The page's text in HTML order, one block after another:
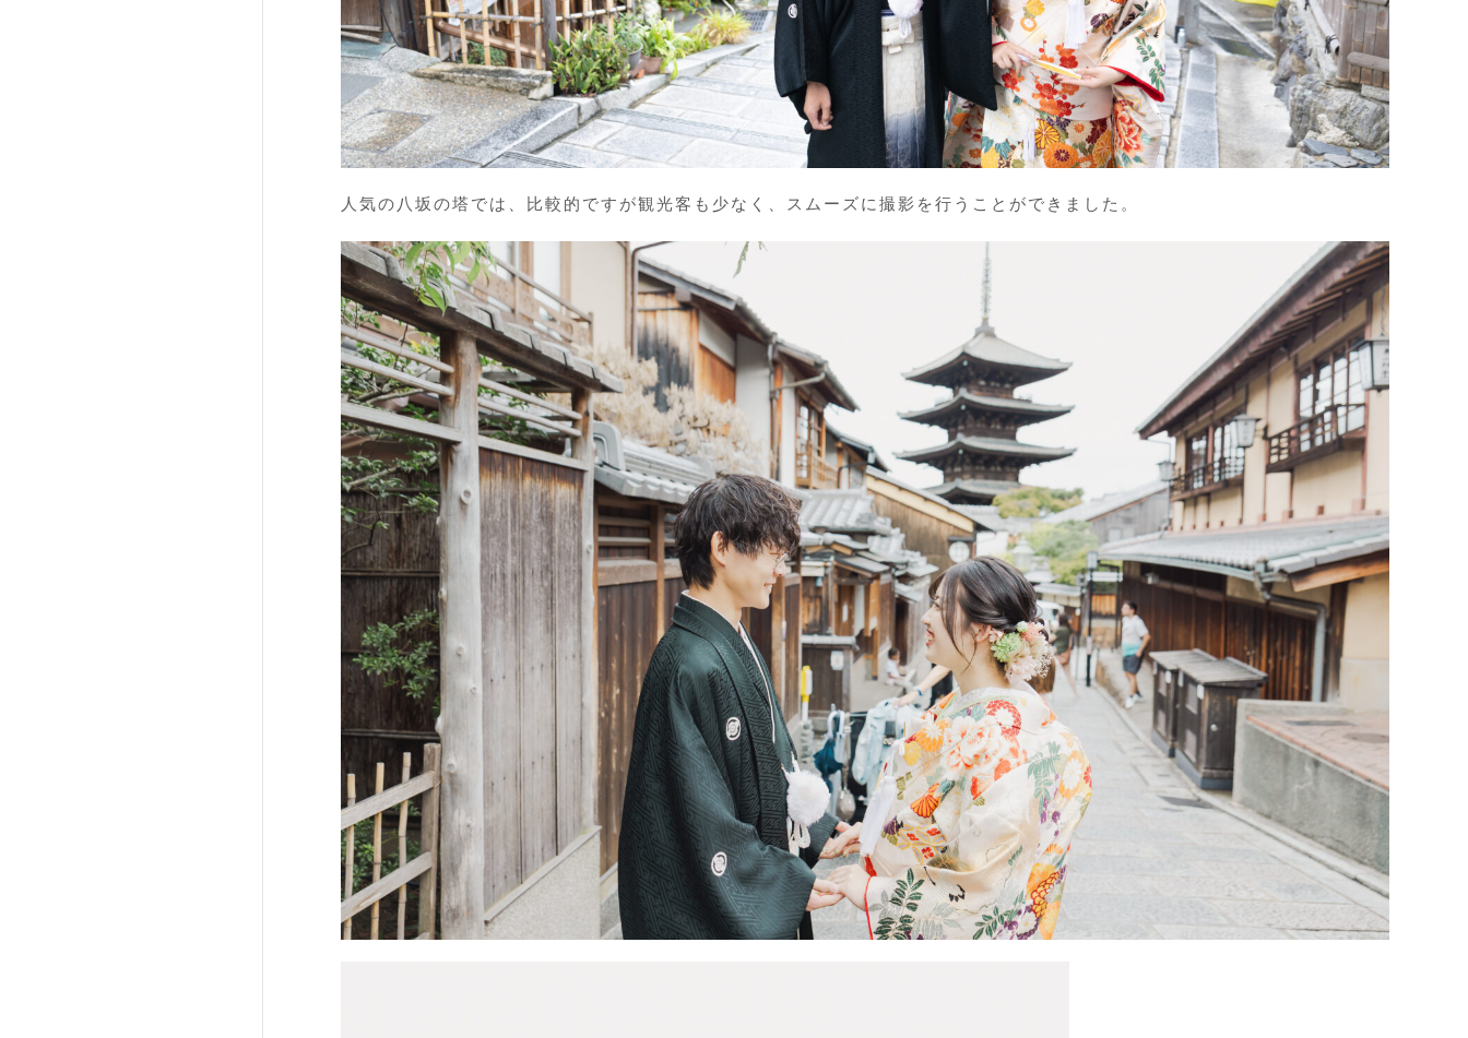
人気の八坂の塔では、比較的ですが観光客も少なく、スムーズに撮影を行うことができました。